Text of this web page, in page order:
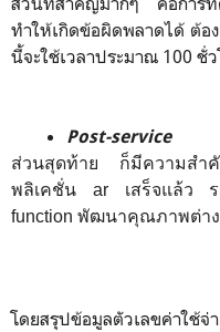
ทำให้เกิดข้อผิดพลาดได้ ต้อ
นี้จะใช้เวลาประมาณ 100 ชั่ว
Post-service
ส่วนสุดท้าย ก็มีความสำคั
พลิเคชั่น ar เสร็จแล้ว ร
function พัฒนาคุณภาพต่า
โดยสรุปข้อมูลตัวเลขค่า